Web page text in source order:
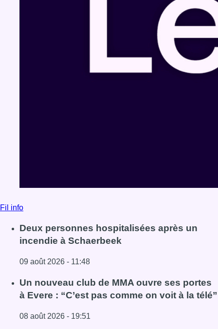
Fil info
Deux personnes hospitalisées après un
incendie à Schaerbeek
09 août 2026 - 11:48
Lire l'article Deux personnes hospitalisées après un
Un nouveau club de MMA ouvre ses portes
à Evere : “C’est pas comme on voit à la télé”
08 août 2026 - 19:51